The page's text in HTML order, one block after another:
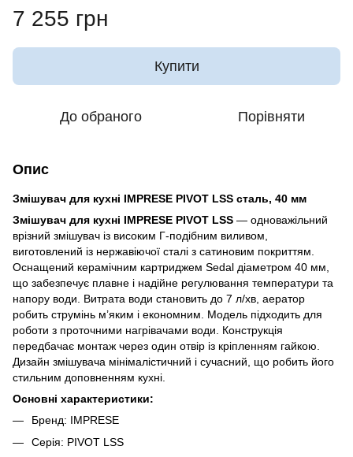
7 255 грн
Купити
До обраного Порівняти
Опис
Змішувач для кухні IMPRESE PIVOT LSS сталь, 40 мм
Змішувач для кухні IMPRESE PIVOT LSS — одноважільний
врізний змішувач із високим Г-подібним виливом,
виготовлений із нержавіючої сталі з сатиновим покриттям.
Оснащений керамічним картриджем Sedal діаметром 40 мм,
що забезпечує плавне і надійне регулювання температури та
напору води. Витрата води становить до 7 л/хв, аератор
робить струмінь м’яким і економним. Модель підходить для
роботи з проточними нагрівачами води. Конструкція
передбачає монтаж через один отвір із кріпленням гайкою.
Дизайн змішувача мінімалістичний і сучасний, що робить його
стильним доповненням кухні.
Основні характеристики:
Бренд: IMPRESE
Серія: PIVOT LSS